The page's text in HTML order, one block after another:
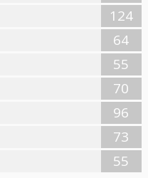
124
64
55
70
96
73
55